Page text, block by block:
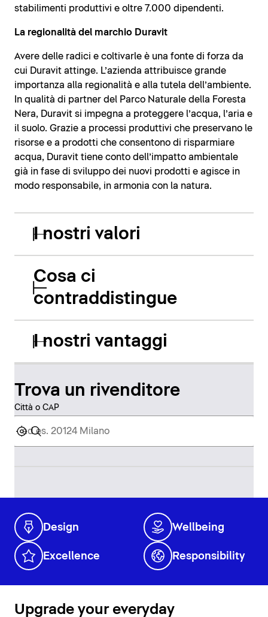
stabilimenti produttivi e oltre 7.000 dipendenti.
La regionalità del marchio Duravit
Avere delle radici e coltivarle è una fonte di forza da
cui Duravit attinge. L’azienda attribuisce grande
importanza alla regionalità e alla tutela dell’ambiente.
In qualità di partner del Parco Naturale della Foresta
Nera, Duravit si impegna a proteggere l’acqua, l’aria e
il suolo. Grazie a processi produttivi che preservano le
risorse e a prodotti che consentono di risparmiare
acqua, Duravit tiene conto dell’impatto ambientale
già in fase di sviluppo dei nuovi prodotti e agisce in
modo responsabile, in armonia con la natura.
I nostri valori
Cosa ci
contraddistingue
I nostri vantaggi
Trova un rivenditore
Città o CAP
Design Wellbeing
Excellence Responsibility
Upgrade your everyday